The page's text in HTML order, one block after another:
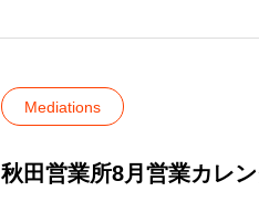
Mediations
秋田営業所8月営業カレ